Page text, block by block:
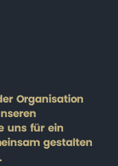
Organisation
uns für ein
gestalten